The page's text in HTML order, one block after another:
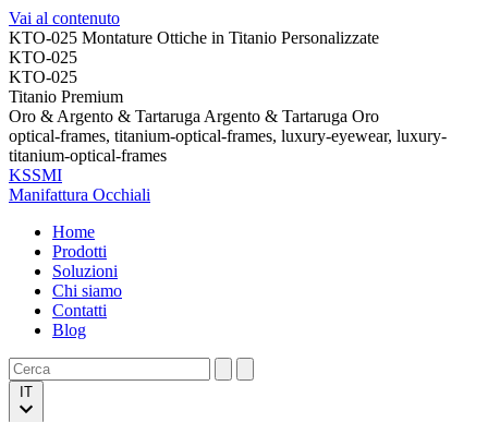
Vai al contenuto
KTO-025 Montature Ottiche in Titanio Personalizzate
KTO-025
KTO-025
Titanio Premium
Oro & Argento & Tartaruga Argento & Tartaruga Oro
optical-frames, titanium-optical-frames, luxury-eyewear, luxury-
titanium-optical-frames
KSSMI
Manifattura Occhiali
Home
Prodotti
Soluzioni
Chi siamo
Contatti
Blog